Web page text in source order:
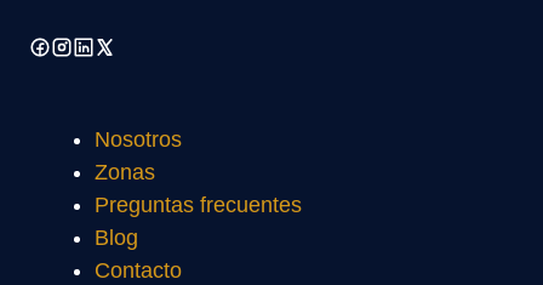
Nosotros
Zonas
Preguntas frecuentes
Blog
Contacto